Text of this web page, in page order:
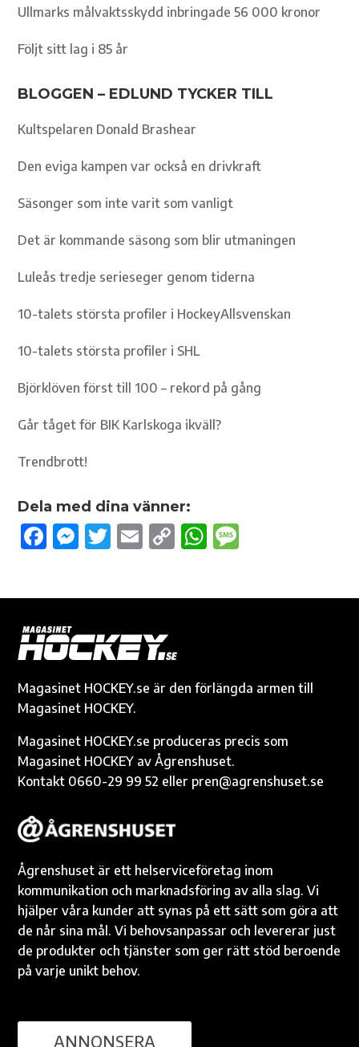
Ullmarks målvaktsskydd inbringade 56 000 kronor
Följt sitt lag i 85 år
BLOGGEN – EDLUND TYCKER TILL
Kultspelaren Donald Brashear
Den eviga kampen var också en drivkraft
Säsonger som inte varit som vanligt
Det är kommande säsong som blir utmaningen
Luleås tredje serieseger genom tiderna
10-talets största profiler i HockeyAllsvenskan
10-talets största profiler i SHL
Björklöven först till 100 – rekord på gång
Går tåget för BIK Karlskoga ikväll?
Trendbrott!
Dela med dina vänner:
F
o
o
k
M
g
er
T
r
E
C
n
k
W
p
Magasinet HOCKEY.se är den förlängda armen till
Magasinet HOCKEY.
Magasinet HOCKEY.se produceras precis som
Magasinet HOCKEY av Ågrenshuset.
Kontakt 0660-29 99 52 eller pren@agrenshuset.se
Ågrenshuset är ett helserviceföretag inom
kommunikation och marknadsföring av alla slag. Vi
hjälper våra kunder att synas på ett sätt som göra att
de når sina mål. Vi behovsanpassar och levererar just
de produkter och tjänster som ger rätt stöd beroende
på varje unikt behov.
ANNONSERA